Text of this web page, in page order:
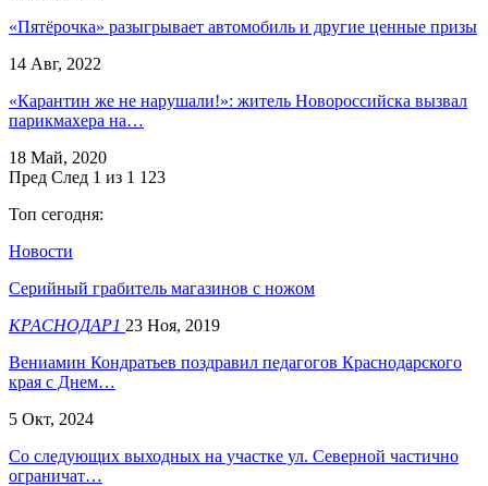
«Пятёрочка» разыгрывает автомобиль и другие ценные призы
14 Авг, 2022
«Карантин же не нарушали!»: житель Новороссийска вызвал
парикмахера на…
18 Май, 2020
Пред След 1 из 1 123
Топ сегодня:
Новости
Серийный грабитель магазинов с ножом
КРАСНОДАР1 23 Ноя, 2019
Вениамин Кондратьев поздравил педагогов Краснодарского
края с Днем…
5 Окт, 2024
Со следующих выходных на участке ул. Северной частично
ограничат…